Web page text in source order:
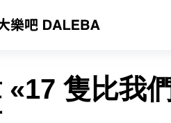
«17 隻比我